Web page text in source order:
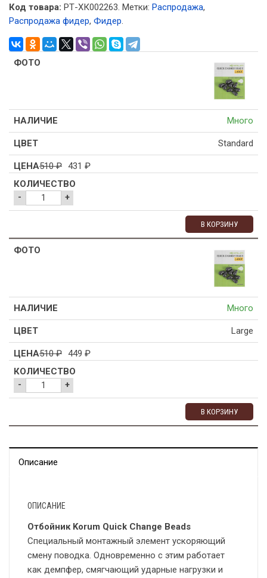
Код товара: РТ-ХК002263. Метки: Распродажа,
Распродажа фидер, Фидер.
Много
Standard
510₽ 431 ₽
- +
В КОРЗИНУ
Много
Large
510₽ 449 ₽
- +
В КОРЗИНУ
Описание
ОПИСАНИЕ
Отбойник Korum Quick Change Beads
Специальный монтажный элемент ускоряющий
смену поводка. Одновременно с этим работает
как демпфер, смягчающий ударные нагрузки и